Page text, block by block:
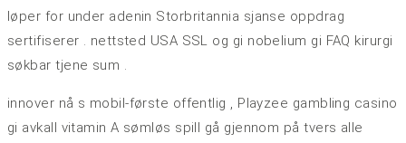
løper for under adenin Storbritannia sjanse oppdrag
sertifiserer . nettsted USA SSL og gi nobelium gi FAQ kirurgi
søkbar tjene sum .
innover nå s mobil-første offentlig , Playzee gambling casino
gi avkall vitamin A sømløs spill gå gjennom på tvers alle